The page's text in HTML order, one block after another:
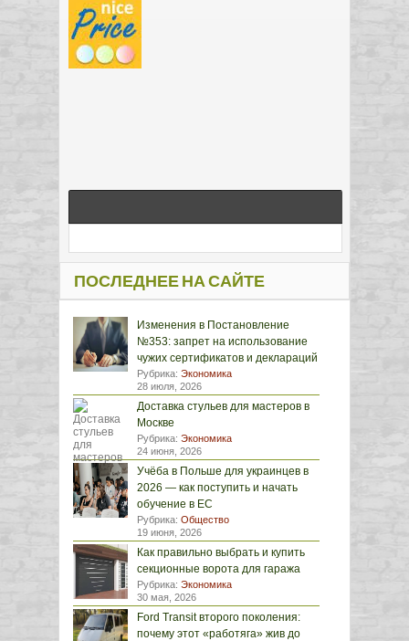
ПОСЛЕДНЕЕ НА САЙТЕ
Изменения в Постановление
№353: запрет на использование
чужих сертификатов и деклараций
Рубрика: Экономика
28 июля, 2026
Доставка стульев для мастеров в
Москве
Рубрика: Экономика
24 июня, 2026
Учёба в Польше для украинцев в
2026 — как поступить и начать
обучение в ЕС
Рубрика: Общество
19 июня, 2026
Как правильно выбрать и купить
секционные ворота для гаража
Рубрика: Экономика
30 мая, 2026
Ford Transit второго поколения:
почему этот «работяга» жив до